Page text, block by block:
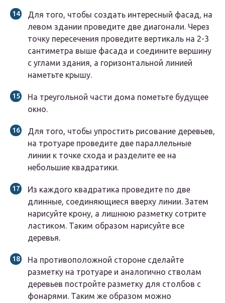
Для того, чтобы создать интересный фасад, на
левом здании проведите две диагонали. Через
точку пересечения проведите вертикаль на 2-3
сантиметра выше фасада и соедините вершину
с углами здания, а горизонтальной линией
наметьте крышу.
На треугольной части дома пометьте будущее
окно.
Для того, чтобы упростить рисование деревьев,
на тротуаре проведите две параллельные
линии к точке схода и разделите ее на
небольшие квадратики.
Из каждого квадратика проведите по две
длинные, соединяющиеся вверху линии. Затем
нарисуйте крону, а лишнюю разметку сотрите
ластиком. Таким образом нарисуйте все
деревья.
На противоположной стороне сделайте
разметку на тротуаре и аналогично стволам
деревьев постройте разметку для столбов с
фонарями. Таким же образом можно